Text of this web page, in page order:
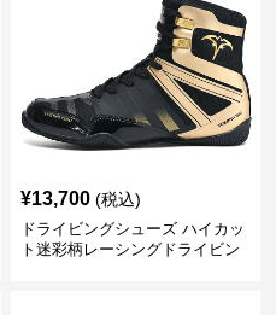
¥13,700 (税込)
ドライビングシューズ ハイカッ
ト迷彩柄レーシングドライビン